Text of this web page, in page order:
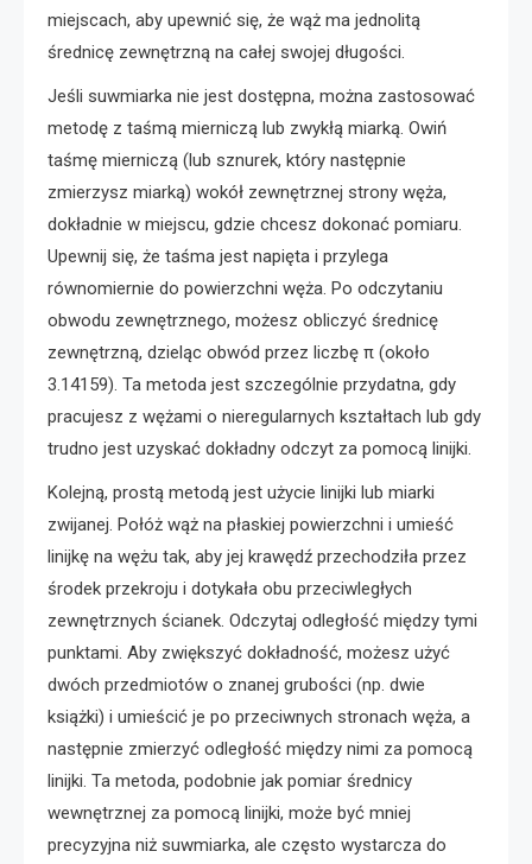
miejscach, aby upewnić się, że wąż ma jednolitą
średnicę zewnętrzną na całej swojej długości.
Jeśli suwmiarka nie jest dostępna, można zastosować
metodę z taśmą mierniczą lub zwykłą miarką. Owiń
taśmę mierniczą (lub sznurek, który następnie
zmierzysz miarką) wokół zewnętrznej strony węża,
dokładnie w miejscu, gdzie chcesz dokonać pomiaru.
Upewnij się, że taśma jest napięta i przylega
równomiernie do powierzchni węża. Po odczytaniu
obwodu zewnętrznego, możesz obliczyć średnicę
zewnętrzną, dzieląc obwód przez liczbę π (około
3.14159). Ta metoda jest szczególnie przydatna, gdy
pracujesz z wężami o nieregularnych kształtach lub gdy
trudno jest uzyskać dokładny odczyt za pomocą linijki.
Kolejną, prostą metodą jest użycie linijki lub miarki
zwijanej. Połóż wąż na płaskiej powierzchni i umieść
linijkę na wężu tak, aby jej krawędź przechodziła przez
środek przekroju i dotykała obu przeciwległych
zewnętrznych ścianek. Odczytaj odległość między tymi
punktami. Aby zwiększyć dokładność, możesz użyć
dwóch przedmiotów o znanej grubości (np. dwie
książki) i umieścić je po przeciwnych stronach węża, a
następnie zmierzyć odległość między nimi za pomocą
linijki. Ta metoda, podobnie jak pomiar średnicy
wewnętrznej za pomocą linijki, może być mniej
precyzyjna niż suwmiarka, ale często wystarcza do